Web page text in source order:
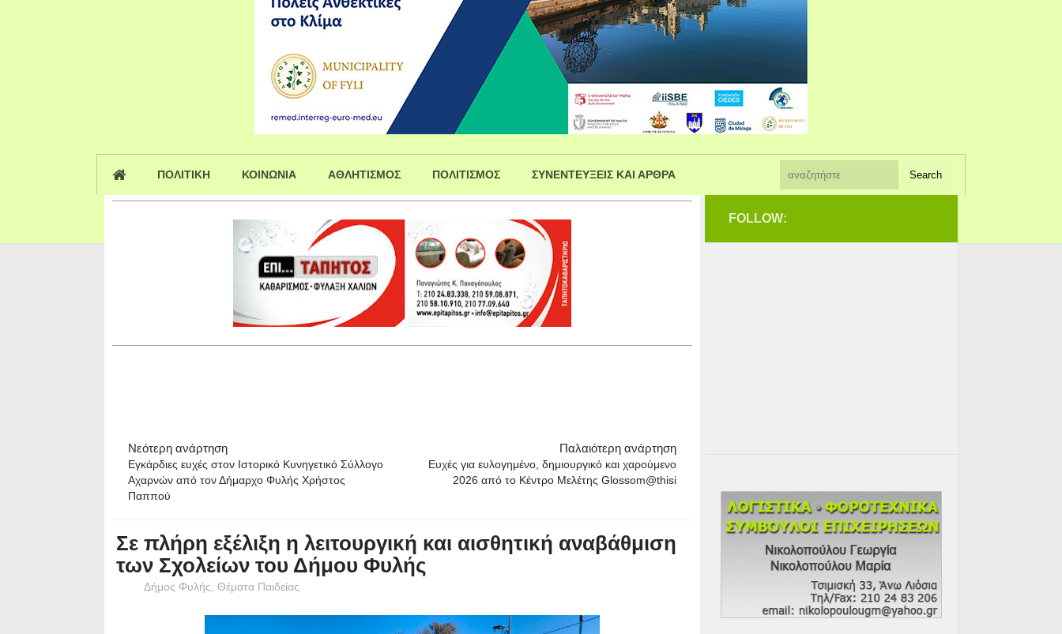
ΠΟΛΙΤΙΚΗ ΚΟΙΝΩΝΙΑ ΑΘΛΗΤΙΣΜΟΣ ΠΟΛΙΤΙΣΜΟΣ ΣΥΝΕΝΤΕΥΞΕΙΣ ΚΑΙ ΑΡΘΡΑ
Νεότερη ανάρτηση
Εγκάρδιες ευχές στον Ιστορικό Κυνηγετικό Σύλλογο
Αχαρνών από τον Δήμαρχο Φυλής Χρήστος
Παππού
Παλαιότερη ανάρτηση
Ευχές για ευλογημένο, δημιουργικό και χαρούμενο
2026 από το Κέντρο Μελέτης Glossom@thisi
Σε πλήρη εξέλιξη η λειτουργική και αισθητική αναβάθμιση
των Σχολείων του Δήμου Φυλής
Δήμος Φυλής Θέματα Παιδείας
FOLLOW: